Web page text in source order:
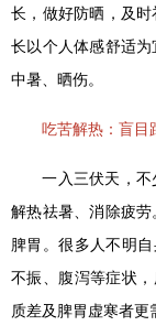
长，做好防晒，及
长以个人体感舒适
中暑、晒伤。
吃苦解热：盲目
一入三伏天，不
解热祛暑、消除疲
脾胃。很多人不明
不振、腹泻等症状
质差及脾胃虚寒者更